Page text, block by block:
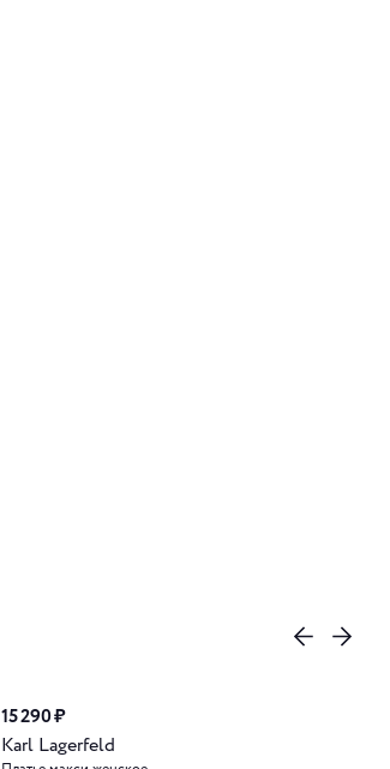
15 290 ₽
Karl Lagerfeld